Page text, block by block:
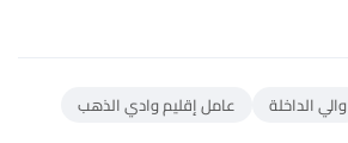
والي الداخلة عامل إقليم وادي الذهب